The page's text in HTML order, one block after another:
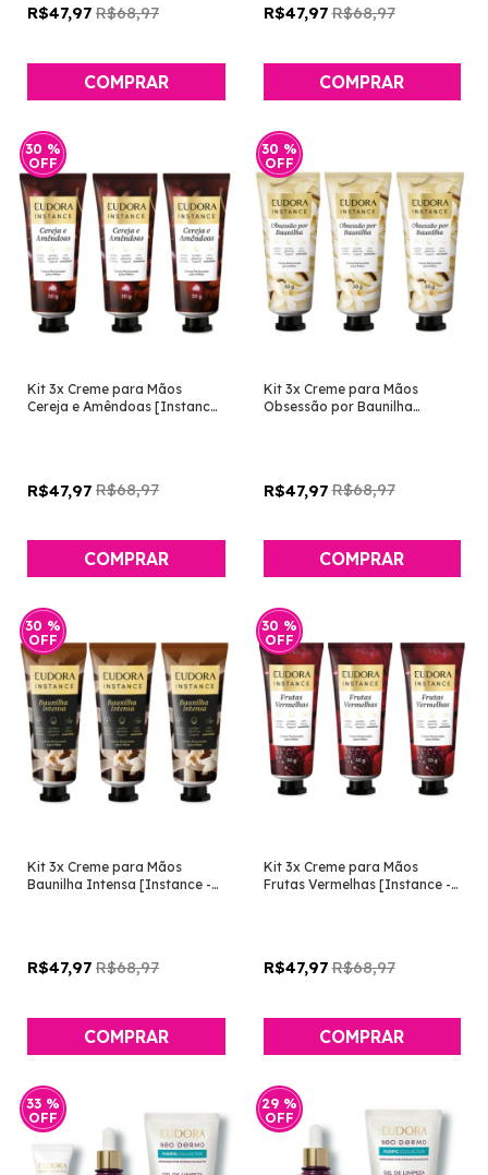
R$47,97 R$68,97 R$47,97 R$68,97
30 %
OFF
Kit 3x Creme para Mãos
Cereja e Amêndoas [Instance
R$47,97 R$68,97
30 %
OFF
Kit 3x Creme para Mãos
Obsessão por Baunilha
R$47,97 R$68,97
30 %
OFF
Kit 3x Creme para Mãos
Baunilha Intensa [Instance -
R$47,97 R$68,97
30 %
OFF
Kit 3x Creme para Mãos
Frutas Vermelhas [Instance -
R$47,97 R$68,97
33 %
OFF
29 %
OFF